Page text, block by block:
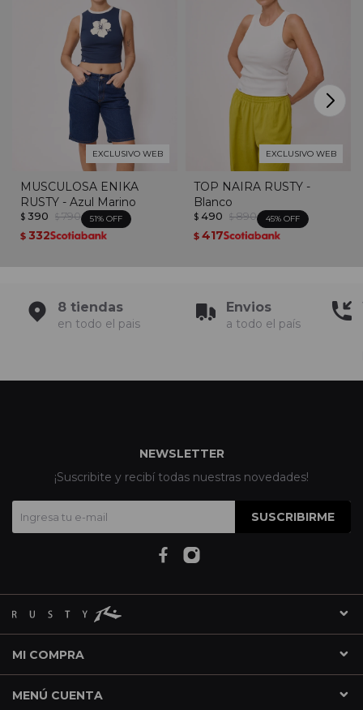
EXCLUSIVO WEB
MUSCULOSA ENIKA
RUSTY - Azul Marino
$ 390 $ 790 51
$ 332
EXCLUSIVO WEB
TOP NAIRA RUSTY -
Blanco
$ 490 $ 890 45
$ 417
8 tiendas
en todo el pais
Envios
a todo el país
MI COMPRA
MENÚ CUENTA
NEWSLETTER
¡Suscribite y recibí todas nuestras novedades!
SUSCRIBIRME